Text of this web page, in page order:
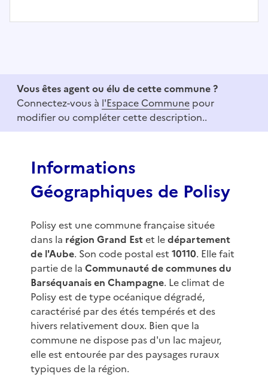
3
Vous êtes agent ou élu de cette commune ?
Connectez-vous à l'Espace Commune pour
modifier ou compléter cette description..
Informations
Géographiques de Polisy
Polisy est une commune française située
dans la région Grand Estet ledépartement
de l'Aube. Son code postal est 10110. Elle fait
partie de la Communauté de communes du
Barséquanais en Champagne. Le climat de
Polisy est de type océanique dégradé,
caractérisé par des étés tempérés et des
hivers relativement doux. Bien que la
commune ne dispose pas d'un lac majeur,
elle est entourée par des paysages ruraux
typiques de la région.